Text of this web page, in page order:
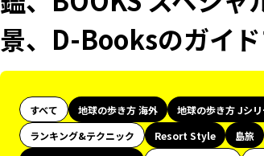
景、D-Booksのガイ
すべて 地球の歩き方 海外 地球の歩き方 Jシリ
ランキング&テクニック
Resort Style 島旅